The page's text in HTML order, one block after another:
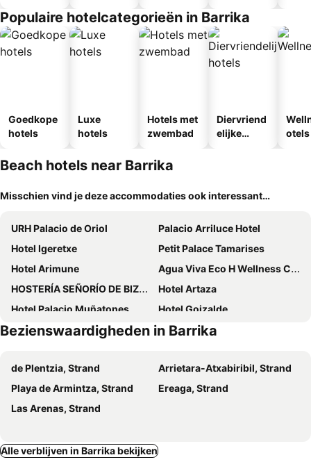
Populaire hotelcategorieën in Barrika
Goedkope
hotels
Luxe
hotels
Hotels met
zwembad
Diervriend
elijke
otels
Beach hotels near Barrika
Misschien vind je deze accommodaties ook interessant…
URH Palacio de Oriol
Palacio Arriluce Hotel
Hotel Igeretxe
Petit Palace Tamarises
Hotel Arimune
Agua Viva Eco H Wellness Castro Urdiales
HOSTERÍA SEÑORÍO DE BIZKAIA
Hotel Artaza
Hotel Palacio Muñatones
Hotel Goizalde
Torre Ercilla Ostatua
Torrontero con vistas al mar
Bezienswaardigheden in Barrika
de Plentzia, Strand
Arrietara-Atxabiribil, Strand
Playa de Armintza, Strand
Ereaga, Strand
Las Arenas, Strand
Alle verblijven in Barrika bekijken